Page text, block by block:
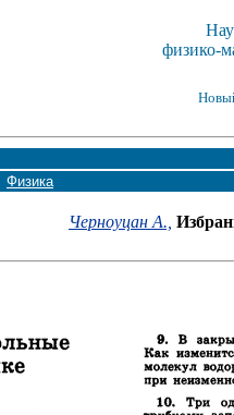
физико-
Физика
Черноуцан А.,